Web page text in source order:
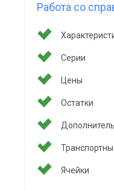
Работа со
Серии
Цены
Остатки
Ячейки